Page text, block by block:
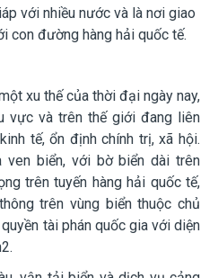
với nhiều nước và là nơi giao
con đường hàng hải quốc tế.
xu thế của thời đại ngày nay,
vực và trên thế giới đang liên
tế, ổn định chính trị, xã hội.
ven biển, với bờ biển dài trên
trên tuyến hàng hải quốc tế,
trên vùng biển thuộc chủ
tài phán quốc gia với diện
2.